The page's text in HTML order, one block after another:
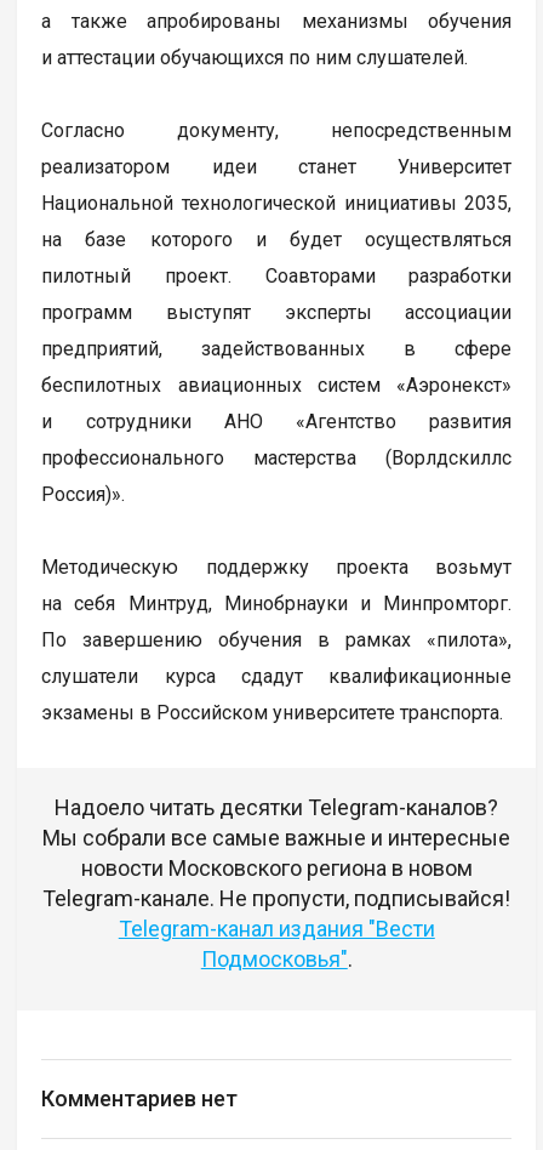
а также апробированы механизмы обучения
и аттестации обучающихся по ним слушателей.
Согласно документу, непосредственным
реализатором идеи станет Университет
Национальной технологической инициативы 2035,
на базе которого и будет осуществляться
пилотный проект. Соавторами разработки
программ выступят эксперты ассоциации
предприятий, задействованных в сфере
беспилотных авиационных систем «Аэронекст»
и сотрудники АНО «Агентство развития
профессионального мастерства (Ворлдскиллс
Россия)».
Методическую поддержку проекта возьмут
на себя Минтруд, Минобрнауки и Минпромторг.
По завершению обучения в рамках «пилота»,
слушатели курса сдадут квалификационные
экзамены в Российском университете транспорта.
Надоело читать десятки Telegram-каналов?
Мы собрали все самые важные и интересные
новости Московского региона в новом
Telegram-канале. Не пропусти, подписывайся!
Telegram-канал издания "Вести
Подмосковья".
Комментариев нет